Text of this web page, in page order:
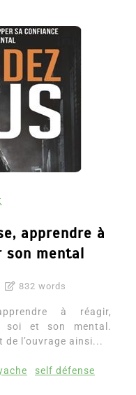
apprendre à
son mental
832 words
à réagir,
soi et son mental.
de l’ouvrage ainsi...
self défense